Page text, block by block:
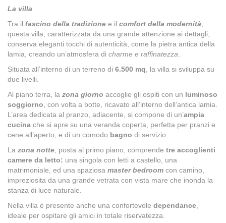
La villa
Tra il fascino della tradizione e il comfort della modernità,
questa villa, caratterizzata da una grande attenzione ai dettagli,
conserva eleganti tocchi di autenticità, come la pietra antica della
lamia, creando un’atmosfera di charme e raffinatezza.
Situata all’interno di un terreno di 6.500 mq, la villa si sviluppa su
due livelli.
Al piano terra, la zona giorno accoglie gli ospiti con un luminoso
soggiorno, con volta a botte, ricavato all’interno dell’antica lamia.
L’area dedicata al pranzo, adiacente, si compone di un’ampia
cucina che si apre su una veranda coperta, perfetta per pranzi e
cene all’aperto, e di un comodo bagno di servizio.
La zona notte, posta al primo piano, comprende tre accoglienti
camere da letto: una singola con letti a castello, una
matrimoniale, ed una spaziosa master bedroom con camino,
impreziosita da una grande vetrata con vista mare che inonda la
stanza di luce naturale.
Nella villa è presente anche una confortevole dependance,
ideale per ospitare gli amici in totale riservatezza.